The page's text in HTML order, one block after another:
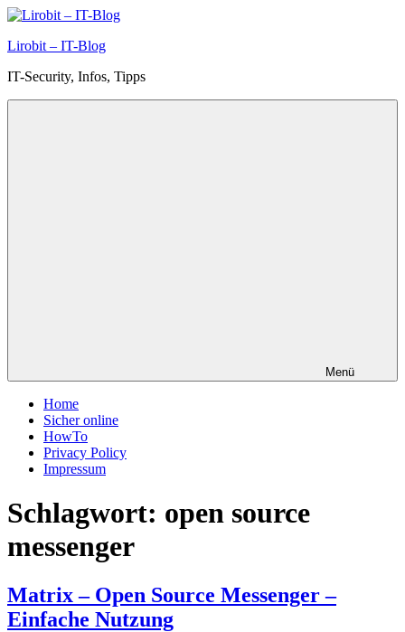
Zum
springen
Lirobit – IT-Blog
IT-Security, Infos, Tipps
Menü
Home
Sicher online
HowTo
Privacy Policy
Impressum
Schlagwort: open source
messenger
Matrix – Open Source Messenger –
Einfache Nutzung